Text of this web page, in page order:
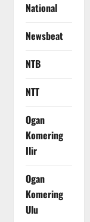
National
Newsbeat
NTB
NTT
Ogan
Komering
Ilir
Ogan
Komering
Ulu